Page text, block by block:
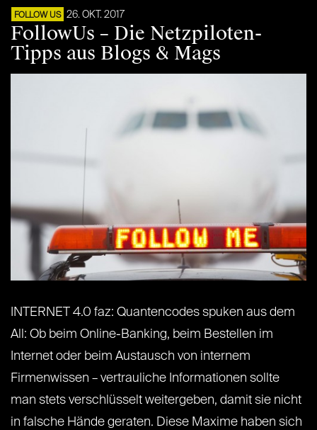
FOLLOW US 26. OKT. 2017
FollowUs – Die Netzpiloten-
Tipps aus Blogs & Mags
INTERNET 4.0 faz: Quantencodes spuken aus dem
All: Ob beim Online-Banking, beim Bestellen im
Internet oder beim Austausch von internem
Firmenwissen – vertrauliche Informationen sollte
man stets verschlüsselt weitergeben, damit sie nicht
in falsche Hände geraten. Diese Maxime haben sich